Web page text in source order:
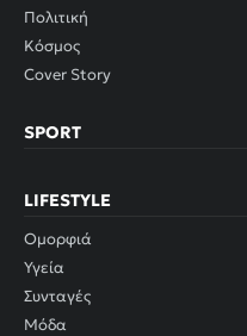
Πολιτική
Κόσμος
Cover Story
SPORT
LIFESTYLE
Ομορφιά
Υγεία
Συνταγές
Μόδα